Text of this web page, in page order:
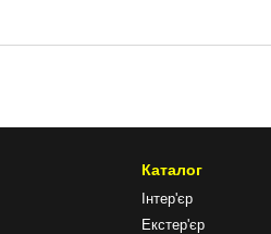
Каталог
Інтер'єр
Екстер'єр